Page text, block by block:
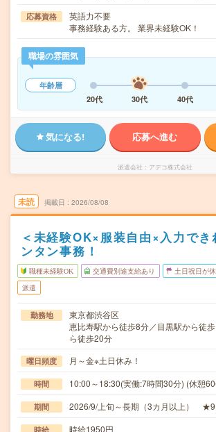
応募資格
英語力不要
事務経験ある方。 業界未経験OK！
職場の雰囲気
年齢層
20代
30代 40代
気になる! 応募へ進む
派遣会社 アデコ株式会社
未読 掲載日 2026/08/08
＜未経験OK×服装自由×入力でき
ンタン事務！
職種未経験OK 交通費別途支給あり 土日祝日が
派遣
勤務地
東京都渋谷区
恵比寿駅から徒歩8分／目黒駅から徒
ら徒歩20分
曜日頻度 月～金※土日休み！
時間 10:00～18:30(実働:7時間30分) (休憩
期間 2026/9/上旬～長期（3カ月以上） ★9
時給 時給1950円